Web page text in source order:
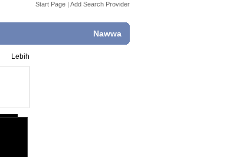
Start Page | Add Search Provider
Nawwa
Lebih